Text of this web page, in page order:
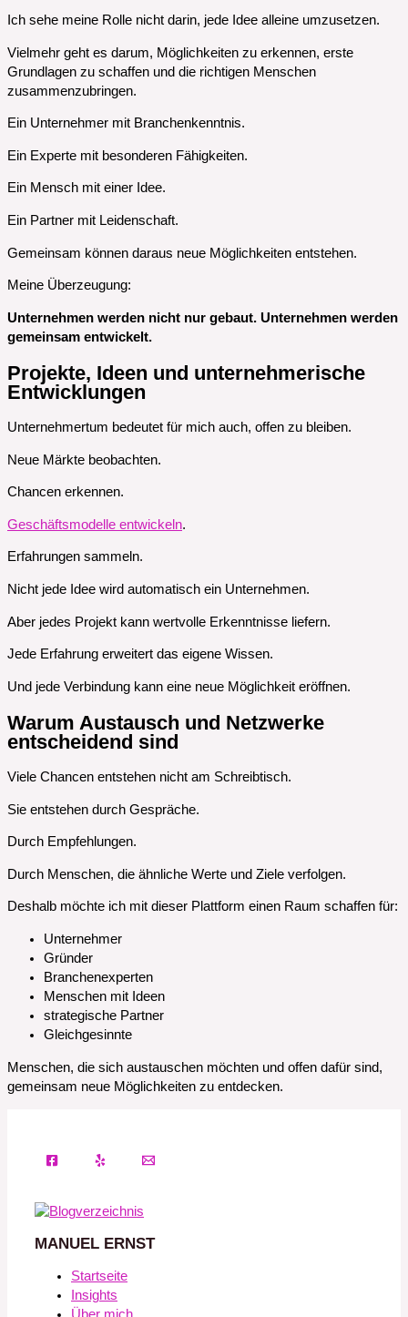
Ich sehe meine Rolle nicht darin, jede Idee alleine umzusetzen.
Vielmehr geht es darum, Möglichkeiten zu erkennen, erste
Grundlagen zu schaffen und die richtigen Menschen
zusammenzubringen.
Ein Unternehmer mit Branchenkenntnis.
Ein Experte mit besonderen Fähigkeiten.
Ein Mensch mit einer Idee.
Ein Partner mit Leidenschaft.
Gemeinsam können daraus neue Möglichkeiten entstehen.
Meine Überzeugung:
Unternehmen werden nicht nur gebaut. Unternehmen werden
gemeinsam entwickelt.
Projekte, Ideen und unternehmerische
Entwicklungen
Unternehmertum bedeutet für mich auch, offen zu bleiben.
Neue Märkte beobachten.
Chancen erkennen.
Geschäftsmodelle entwickeln.
Erfahrungen sammeln.
Nicht jede Idee wird automatisch ein Unternehmen.
Aber jedes Projekt kann wertvolle Erkenntnisse liefern.
Jede Erfahrung erweitert das eigene Wissen.
Und jede Verbindung kann eine neue Möglichkeit eröffnen.
Warum Austausch und Netzwerke
entscheidend sind
Viele Chancen entstehen nicht am Schreibtisch.
Sie entstehen durch Gespräche.
Durch Empfehlungen.
Durch Menschen, die ähnliche Werte und Ziele verfolgen.
Deshalb möchte ich mit dieser Plattform einen Raum schaffen für:
Unternehmer
Gründer
Branchenexperten
Menschen mit Ideen
strategische Partner
Gleichgesinnte
Menschen, die sich austauschen möchten und offen dafür sind,
gemeinsam neue Möglichkeiten zu entdecken.
MANUEL ERNST
Startseite
Insights